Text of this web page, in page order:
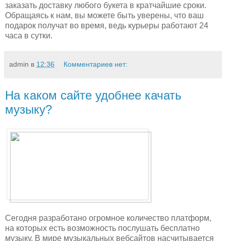
заказать доставку любого букета в кратчайшие сроки.
Обращаясь к нам, вы можете быть уверены, что ваш
подарок получат во время, ведь курьеры работают 24
часа в сутки.
admin в 12:36 Комментариев нет:
На каком сайте удобнее качать
музыку?
Сегодня разработано огромное количество платформ,
на которых есть возможность послушать бесплатно
музыку. В мире музыкальных вебсайтов насчитывается